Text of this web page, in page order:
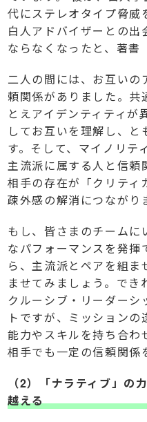
代にステレオタイプ脅威
白人アドバイザーとの出
ならなくなったと、著書
二人の間には、お互いの
頼関係がありました。共
とえアイデンティティが
してお互いを理解し、
す。そして、マイノリテ
主流派に属する人と信頼
相手の存在が「クリティ
疎外感の解消につながり
もし、皆さまのチームに
なパフォーマンスを発揮
ら、主流派とペアを組
ませてみましょう。で
クルーシブ・リーダーシ
トですが、ミッション
能力やスキルを持ち合わ
相手でも一定の信頼関係
（2）「ナラティブ」の
越える